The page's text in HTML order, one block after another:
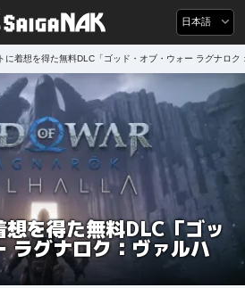
日本語
に着想を得た無料DLC「ゴッド・オブ・ウォー ラグナロク
を得た無料DLC「ゴッ
ラグナロク：ヴァルハ